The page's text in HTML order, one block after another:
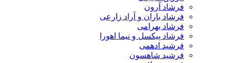
فرشاد آرون
فرشاد باران و آراد زارعی
فرشاد بهرامی
فرشاد پیکسل و نیما اهورا
فرشید ادهمی
فرشید شاهسون